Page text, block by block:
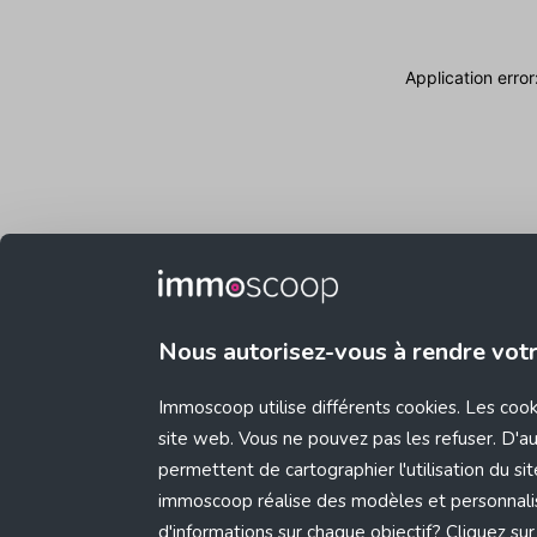
Nous autorisez-vous à rendre
Immoscoop utilise différents cookies. Les
site web. Vous ne pouvez pas les refuser.
permettent de cartographier l'utilisation du
immoscoop réalise des modèles et
d'informations sur chaque objectif? Cliquez
Application